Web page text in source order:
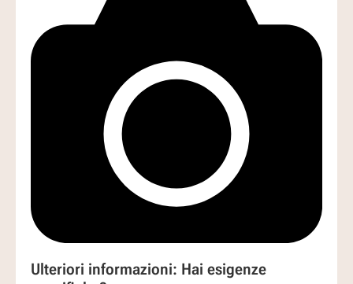
Ulteriori informazioni: Hai esigenze